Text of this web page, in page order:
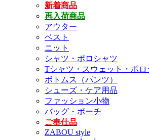
新着商品
再入荷商品
アウター
ベスト
ニット
シャツ・ポロシャツ
Tシャツ・スウェット・ポロ
ボトムス（パンツ）
シューズ・ケア用品
ファッション小物
バッグ・ポーチ
ご奉仕品
ZABOU style